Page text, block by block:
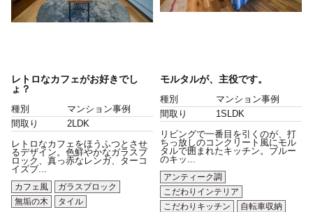
レトロなカフェがお好きでし
ょ？
種別
マンション事例
間取り
2LDK
レトロなカフェをほうふつとさせ
るデザイン。色鮮やかなガラスブ
ロック、真っ赤なレンガ、ターコ
イズブ...
カフェ風
ガラスブロック
無垢の木
タイル
モルタルが、主役です。
種別
マンション事例
間取り
1SLDK
リビングで一番目を引くのが、打
ちっ放しのコンクリート風にモル
タルで囲まれたキッチン。ブルー
のキッ...
アンティーク調
こだわりインテリア
こだわりキッチン
自転車収納